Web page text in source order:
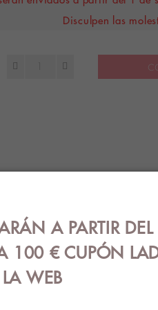
Disculpen las
color blanco.A PARTIR
A 100 € CUPÓN
WEB